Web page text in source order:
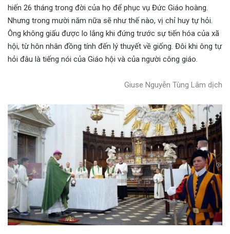
hiến 26 tháng trong đời của họ để phục vụ Đức Giáo hoàng.
Nhưng trong mười năm nữa sẽ như thế nào, vị chỉ huy tự hỏi.
Ông không giấu được lo lắng khi đứng trước sự tiến hóa của xã
hội, từ hôn nhân đồng tính đến lý thuyết về giống. Đôi khi ông tự
hỏi đâu là tiếng nói của Giáo hội và của người công giáo.
Giuse Nguyễn Tùng Lâm dịch